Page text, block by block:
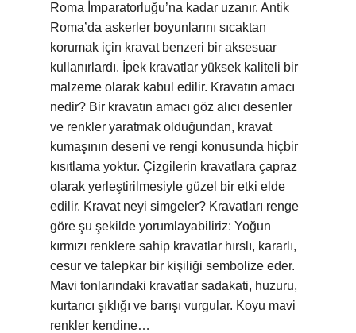
Roma İmparatorluğu’na kadar uzanır. Antik
Roma’da askerler boyunlarını sıcaktan
korumak için kravat benzeri bir aksesuar
kullanırlardı. İpek kravatlar yüksek kaliteli bir
malzeme olarak kabul edilir. Kravatın amacı
nedir? Bir kravatın amacı göz alıcı desenler
ve renkler yaratmak olduğundan, kravat
kumaşının deseni ve rengi konusunda hiçbir
kısıtlama yoktur. Çizgilerin kravatlara çapraz
olarak yerleştirilmesiyle güzel bir etki elde
edilir. Kravat neyi simgeler? Kravatları renge
göre şu şekilde yorumlayabiliriz: Yoğun
kırmızı renklere sahip kravatlar hırslı, kararlı,
cesur ve talepkar bir kişiliği sembolize eder.
Mavi tonlarındaki kravatlar sadakati, huzuru,
kurtarıcı şıklığı ve barışı vurgular. Koyu mavi
renkler kendine…